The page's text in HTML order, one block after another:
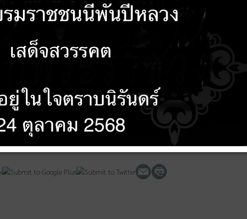
มเสี่ยงการทุจริตในประเด็นที่เกี่ยวข้องสินบน พ.ศ.2567 (ชี้แจงเพิ่มเติม)